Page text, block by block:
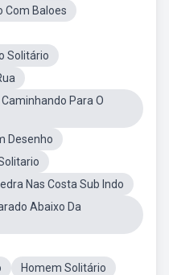
Com Baloes
Solitário
Para O
Desenho
Nas Costa Sub Indo
Abaixo Da
Homem Solitário